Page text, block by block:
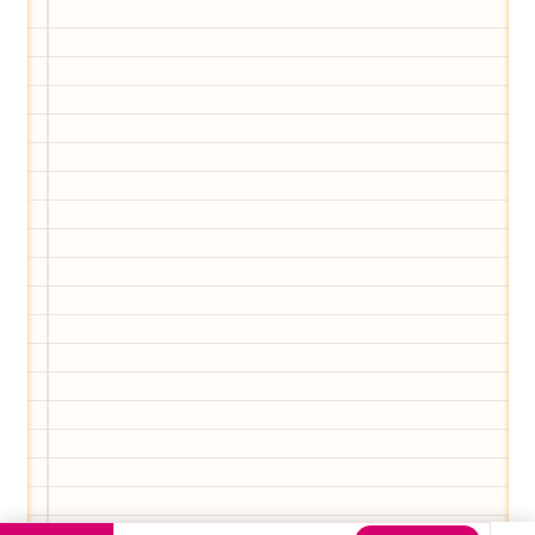
Elternwerden und Elternsein, Kurse, Tipps
und Empfehlungen von Experten.
Hier bekommst du Antworten!
füttern und ihn mit jeder Bewertung ein
Stück besser zu machen!